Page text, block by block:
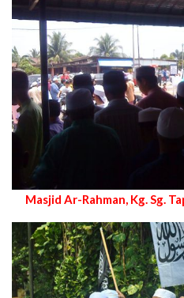
Masjid Ar-Rahman, Kg. Sg.